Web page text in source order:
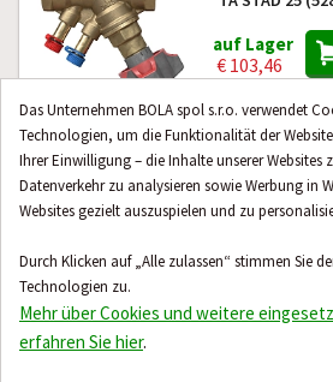
Das Unternehmen BOLA spol s.r.o. verwendet
Technologien, um die Funktionalität der
Ihrer Einwilligung – die Inhalte unserer Websites
Datenverkehr zu analysieren sowie Werbung in
Websites gezielt auszuspielen und zu
Durch Klicken auf „Alle zulassen“ stimmen Sie
Technologien zu.
Mehr über Cookies und weitere
erfahren Sie hier.
auf Lager
€ 103,46
Abgleichventil
TA STAD 32
€ 131,35